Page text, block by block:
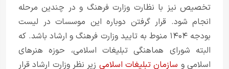
تخصیص نیز با نظارت وزارت فرهنگ و در چندین مرحله
انجام شود. قرار گرفتن دوباره این موسسات در لیست
بودجه ۱۴۰۴ منوط به تایید وزارت فرهنگ و ارشاد باشد. که
البته شورای هماهنگی تبلیغات اسلامی، حوزه هنرهای
اسلامی و سازمان تبلیغات اسلامی زیر نظر وزارت ارشاد قرار